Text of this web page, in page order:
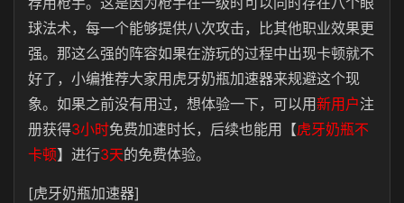
球法术，每一个能够提供八次攻击，比其他职业效果更
强。那这么强的阵容如果在游玩的过程中出现卡顿就不
好了，小编推荐大家用虎牙奶瓶加速器来规避这个现
象。如果之前没有用过，想体验一下，可以用新用户注
册获得3小时免费加速时长，后续也能用【虎牙奶瓶不
卡顿】进行3天的免费体验。
[虎牙奶瓶加速器]